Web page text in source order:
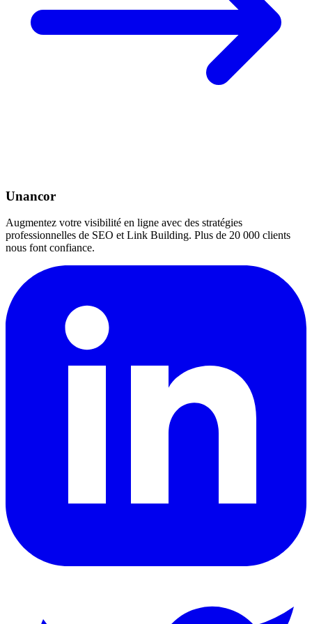
Unancor
Augmentez votre visibilité en ligne avec des stratégies
professionnelles de SEO et Link Building. Plus de 20 000 clients
nous font confiance.